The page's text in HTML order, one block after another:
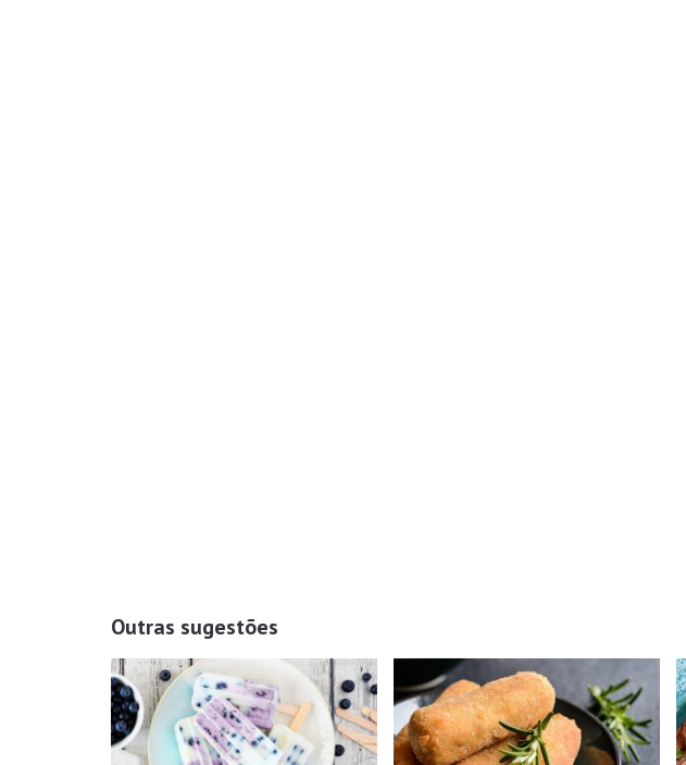
Outras sugestões